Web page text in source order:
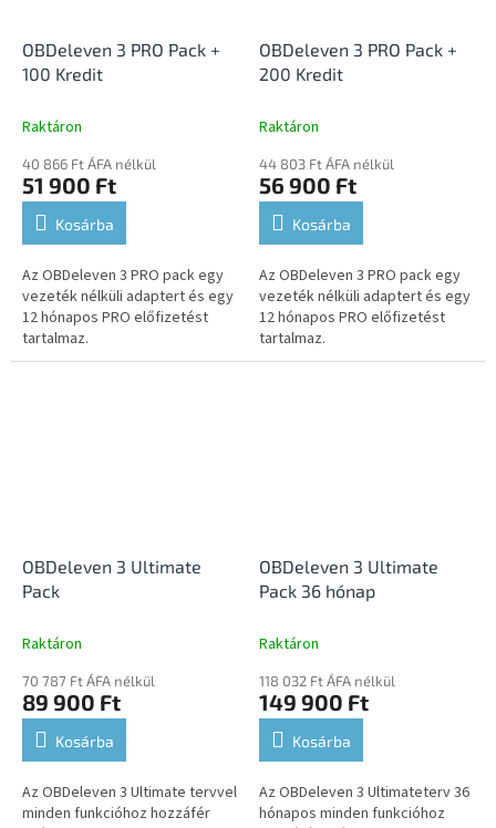
OBDeleven 3 PRO Pack +
100 Kredit
Raktáron
40 866 Ft ÁFA nélkül
51 900 Ft
Kosárba
Az OBDeleven 3 PRO pack egy
vezeték nélküli adaptert és egy
12 hónapos PRO előfizetést
tartalmaz.
OBDeleven 3 PRO Pack +
200 Kredit
Raktáron
44 803 Ft ÁFA nélkül
56 900 Ft
Kosárba
Az OBDeleven 3 PRO pack egy
vezeték nélküli adaptert és egy
12 hónapos PRO előfizetést
tartalmaz.
OBDeleven 3 Ultimate
Pack
Raktáron
70 787 Ft ÁFA nélkül
89 900 Ft
Kosárba
Az OBDeleven 3 Ultimate tervvel
minden funkcióhoz hozzáfér
OBDeleven 3 Ultimate
Pack 36 hónap
Raktáron
118 032 Ft ÁFA nélkül
149 900 Ft
Kosárba
Az OBDeleven 3 Ultimateterv 36
hónapos minden funkcióhoz